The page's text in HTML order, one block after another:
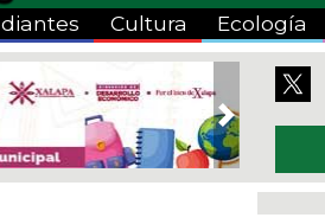
Cultura Ecología
Next